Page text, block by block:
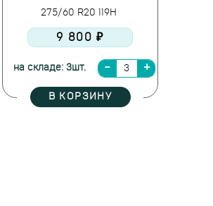
275/60 R20 119H
9 800 ₽
на складе: 3шт.
В КОРЗИНУ